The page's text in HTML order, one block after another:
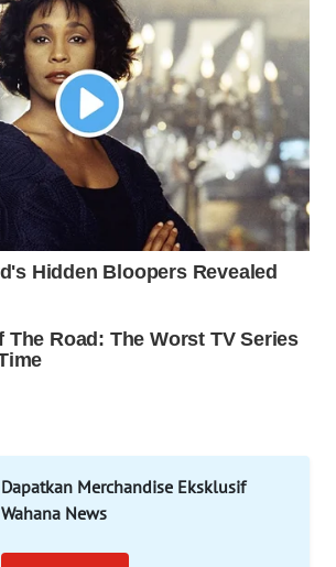
Dapatkan Merchandise Eksklusif
Wahana News